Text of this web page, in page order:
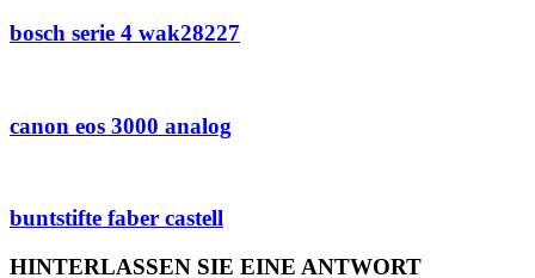
bosch serie 4 wak28227
canon eos 3000 analog
buntstifte faber castell
HINTERLASSEN SIE EINE ANTWORT